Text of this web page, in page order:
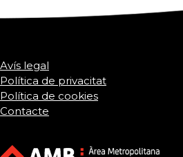
Avís legal
Política de privacitat
Política de cookies
Contacte